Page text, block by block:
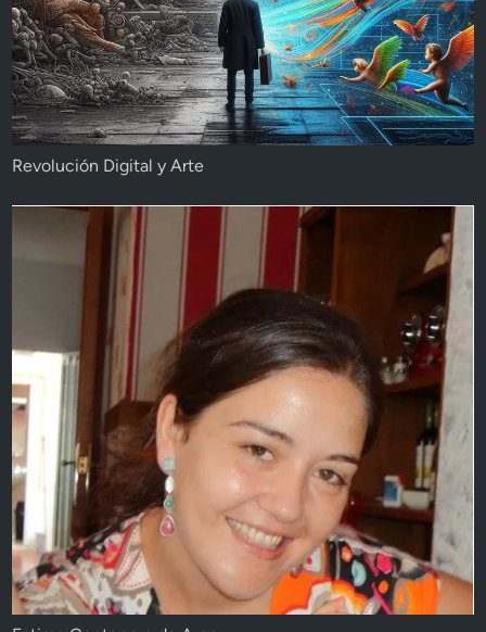
Revolución Digital y Arte